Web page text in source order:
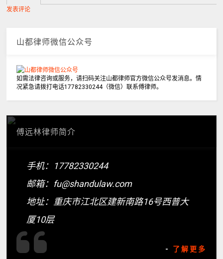
发表评论
山都律师微信公众号
如需法律咨询或服务，请扫码关注山都律师官方微信公众号发消息。情
况紧急请拨打电话17782330244（微信）联系傅律师。
傅远林律师简介
手机：17782330244
邮箱：fu@shandulaw.com
地址：重庆市江北区建新南路16号西普大
厦10层
- 了解更多